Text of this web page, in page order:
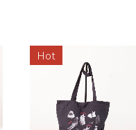
Hot